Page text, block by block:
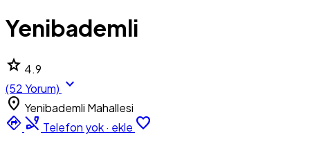
Yenibademli
star 4.9
(52 Yorum) expand_more
location_on Yenibademli Mahallesi
directions phone_disabled Telefon yok · ekle favorite_border